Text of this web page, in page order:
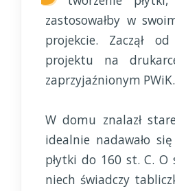
zastosowałby w
projekcie. Zaczął
projektu na
zaprzyjaźnionym PWiK.
W domu znalazł
idealnie nadawało
płytki do 160 st. C. O
niech świadczy